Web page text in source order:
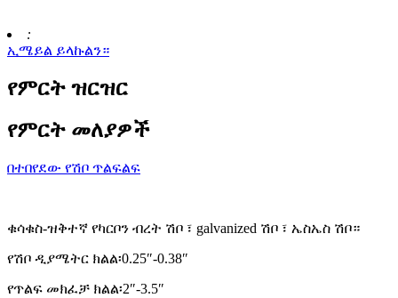
:
ኢሜይል ይላኩልን።
የምርት ዝርዝር
የምርት መለያዎች
በተበየደው የሽቦ ጥልፍልፍ
ቁሳቁስ-ዝቅተኛ የካርቦን ብረት ሽቦ ፣ galvanized ሽቦ ፣ ኤስኤስ ሽቦ።
የሽቦ ዲያሜትር ክልል፡0.25″-0.38″
የጥልፍ መክፈቻ ክልል፡2″-3.5″